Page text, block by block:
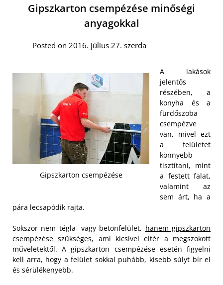
Gipszkarton csempézése minőségi
anyagokkal
Posted on 2016. július 27. szerda
Gipszkarton csempézése
A lakások
jelentős
részében, a
konyha és a
fürdőszoba
csempézve
van, mivel ezt
a felületet
könnyebb
tisztítani, mint
a festett falat,
valamint az
sem árt, ha a
pára lecsapódik rajta.
Sokszor nem tégla- vagy betonfelület, hanem gipszkarton
csempézése szükséges, ami kicsivel eltér a megszokott
műveletektől. A gipszkarton csempézése esetén figyelni
kell arra, hogy a felület sokkal puhább, kisebb súlyt bír el
és sérülékenyebb.